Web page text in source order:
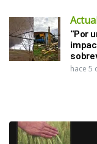
"Por
hace 5